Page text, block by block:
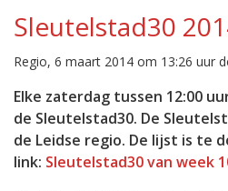
De middag van Sleutelstad
12.00 - 19.00 uur
Vorig uur
Inklappen
Sleutelstad30
Regio, 6 maart 2014 om 13:26 uur
Elke zaterdag tussen 12:00
de Sleutelstad30. De
de Leidse regio. De lijst is te
link: Sleutelstad30 van week